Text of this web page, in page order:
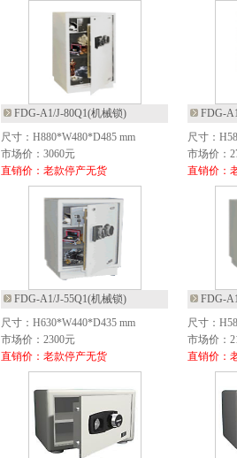
FDG-A1/J-80Q1(机械锁)
尺寸：H880*W480*D485 mm
市场价：3060元
直销价：老款停产无货
FDG-
尺寸：
市场价：
直销价：
FDG-A1/J-55Q1(机械锁)
尺寸：H630*W440*D435 mm
市场价：2300元
直销价：老款停产无货
FDG-
尺寸：
市场价：
直销价：